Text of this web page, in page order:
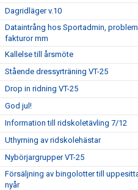
Dagridläger v.10
Dataintrång hos Sportadmin,
fakturor mm
Kallelse till årsmöte
Stående dressyrträning VT-25
Drop in ridning VT-25
God jul!
Information till ridskoletävling 7/12
Uthyrning av ridskolehästar
Nybörjargrupper VT-25
Försäljning av bingolotter till
nyår